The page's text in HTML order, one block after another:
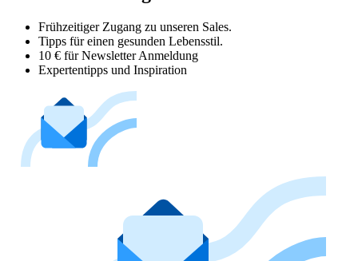
Frühzeitiger Zugang zu unseren Sales.
Tipps für einen gesunden Lebensstil.
10 € für Newsletter Anmeldung
Expertentipps und Inspiration